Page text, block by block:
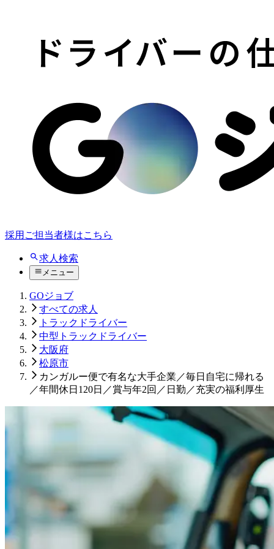
採用ご担当者様はこちら
求人検索
メニュー
GOジョブ
すべての求人
トラックドライバー
中型トラックドライバー
大阪府
松原市
カンガルー便で有名な大手企業／毎日自宅に帰れる
／年間休日120日／賞与年2回／日勤／充実の福利厚生